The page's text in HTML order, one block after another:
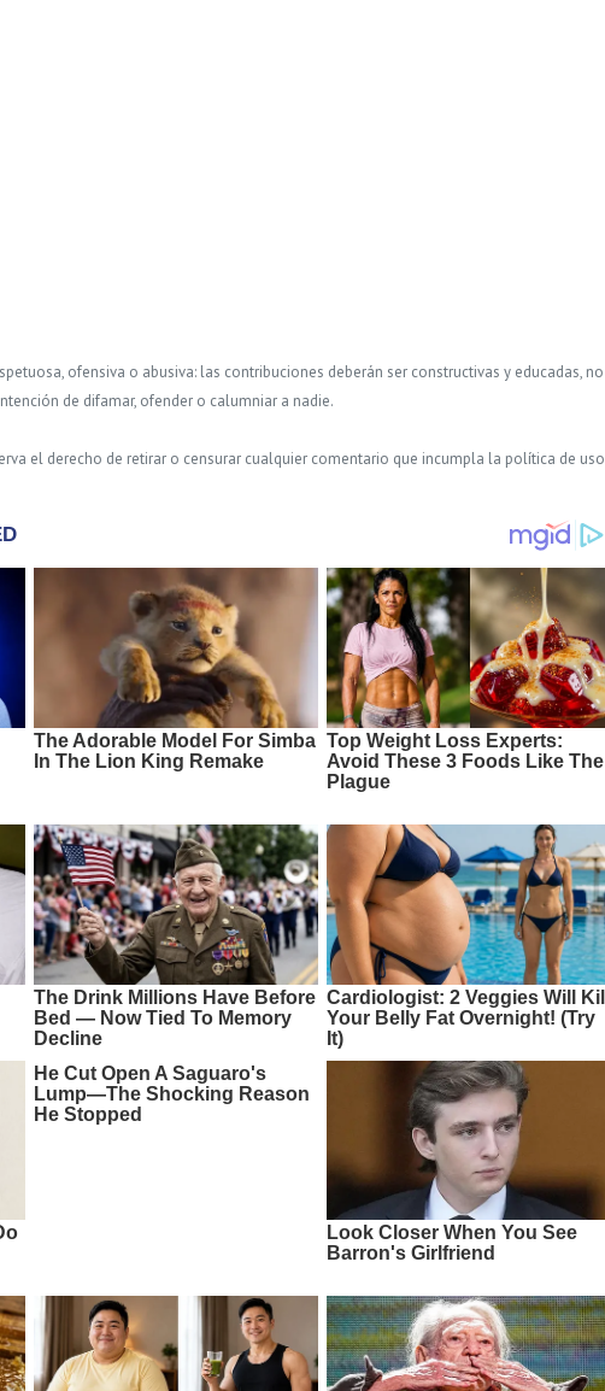
ofensiva o abusiva: las contribuciones deberán ser constructivas y educadas, no
de difamar, ofender o calumniar a nadie.
el derecho de retirar o censurar cualquier comentario que incumpla la política de uso